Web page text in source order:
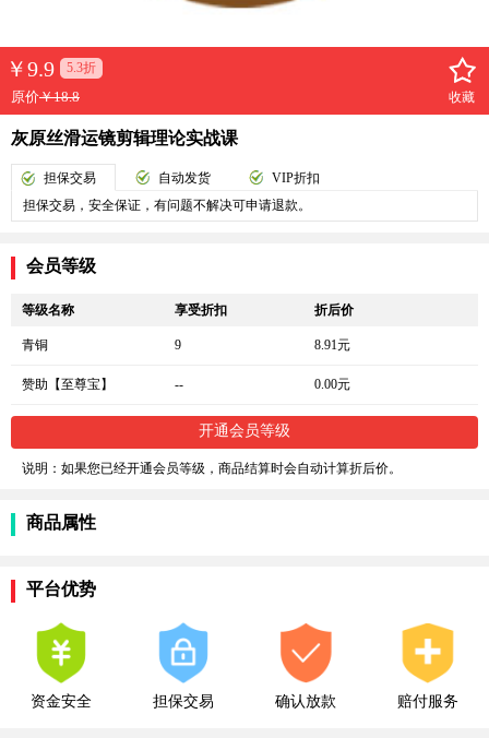
￥9.9 5.3折
原价￥18.8 收藏
灰原丝滑运镜剪辑理论实战课
担保交易 自动发货
VIP折扣
担保交易，安全保证，有问题不解决可申请退款。
会员等级
等级名称 享受折扣 折后价
青铜 9 8.91元
赞助【至尊宝】 -- 0.00元
开通会员等级
说明：如果您已经开通会员等级，商品结算时会自动计算折后价。
商品属性
平台优势
资金安全 担保交易 确认放款 赔付服务